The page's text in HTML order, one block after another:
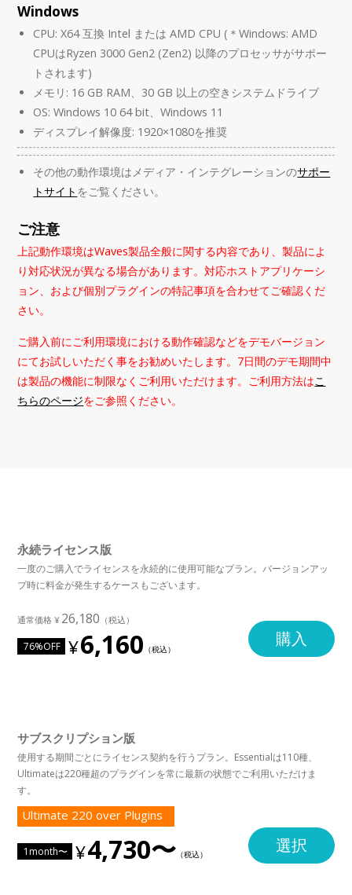
Windows
CPU: X64 互換 Intel または AMD CPU (＊Windows: AMD
CPUはRyzen 3000 Gen2 (Zen2) 以降のプロセッサがサポー
トされます)
メモリ: 16 GB RAM、30 GB 以上の空きシステムドライブ
OS: Windows 10 64 bit、Windows 11
ディスプレイ解像度: 1920×1080を推奨
その他の動作環境はメディア・インテグレーションのサポー
トサイト をご覧ください。
ご注意
上記動作環境はWaves製品全般に関する内容であり、製品によ
り対応状況が異なる場合があります。対応ホストアプリケーシ
ョン、および個別プラグインの特記事項を合わせてご確認くだ
さい。
ご購入前にご利用環境における動作確認などをデモバージョン
にてお試しいただく事をお勧めいたします。7日間のデモ期間中
は製品の機能に制限なくご利用いただけます。ご利用方法はこ
ちらのページをご参照ください。
永続ライセンス版
一度のご購入でライセンスを永続的に使用可能なプラン。バージョンアッ
プ時に料金が発生するケースもございます。
26,180
76%OFF 6,160 購入
サブスクリプション版
使用する期間ごとにライセンス契約を行うプラン。Essentialは110種、
Ultimateは220種超のプラグインを常に最新の状態でご利用いただけま
す。
Ultimate 220 over Plugins
1month〜 4,730〜 選択